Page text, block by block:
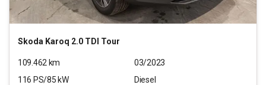
Skoda Karoq 2.0 TDI Tour
109.462 km
03/2023
116 PS/85kW
Diesel